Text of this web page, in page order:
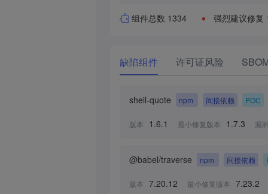
组件总数 1334 强烈建议修复
缺陷组件 许可证风险
shell-quote npm 间接依赖 POC
版本 1.6.1 最小修复版本 1.7.3 漏
@babel/traverse npm 间接依赖
版本 7.20.12 最小修复版本 7.23.2